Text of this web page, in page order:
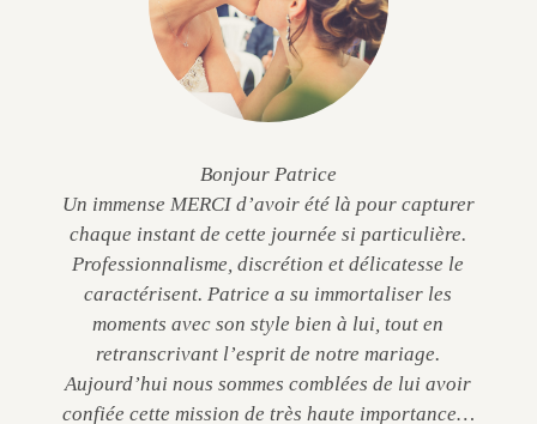
Bonjour Patrice
Un immense MERCI d’avoir été là pour capturer
chaque instant de cette journée si particulière.
Professionnalisme, discrétion et délicatesse le
caractérisent. Patrice a su immortaliser les
moments avec son style bien à lui, tout en
retranscrivant l’esprit de notre mariage.
Aujourd’hui nous sommes comblées de lui avoir
confiée cette mission de très haute importance…